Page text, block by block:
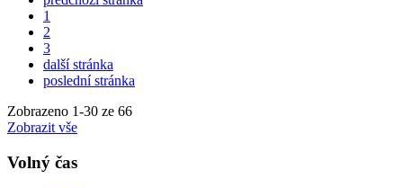
1
2
3
další stránka
poslední stránka
Zobrazeno 1-30 ze 66
Zobrazit vše
Volný čas